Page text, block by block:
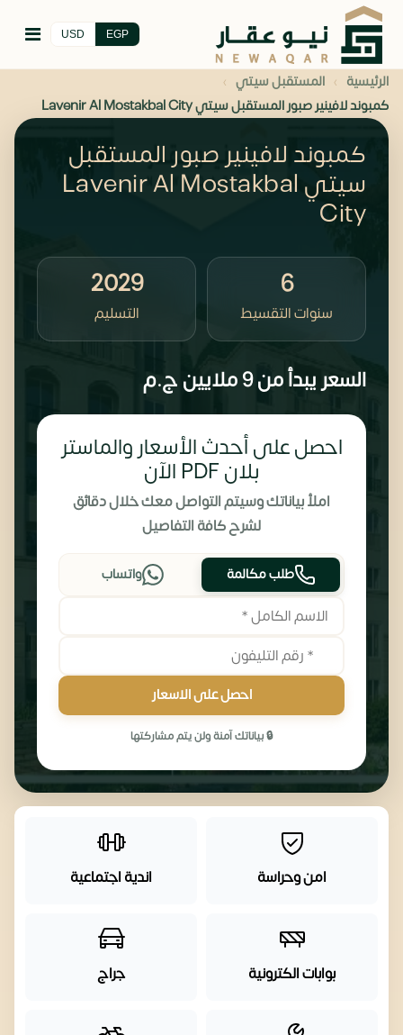
EGP
USD
الرئيسية › المستقبل سيتي ›
كمبوند لافينير صبور المستقبل سيتي Lavenir Al Mostakbal City
كمبوند لافينير صبور المستقبل
سيتي Lavenir Al Mostakbal
City
6
سنوات التقسيط
2029
التسليم
السعر يبدأ من9 ملايين ج.م
احصل على أحدث الأسعار والماستر
بلان PDF الآن
املأ بياناتك وسيتم التواصل معك خلال دقائق
لشرح كافة التفاصيل
طلب مكالمة واتساب
احصل على الاسعار
🔒 بياناتك آمنة ولن يتم مشاركتها
امن وحراسة اندية اجتماعية
بوابات الكترونية جراج